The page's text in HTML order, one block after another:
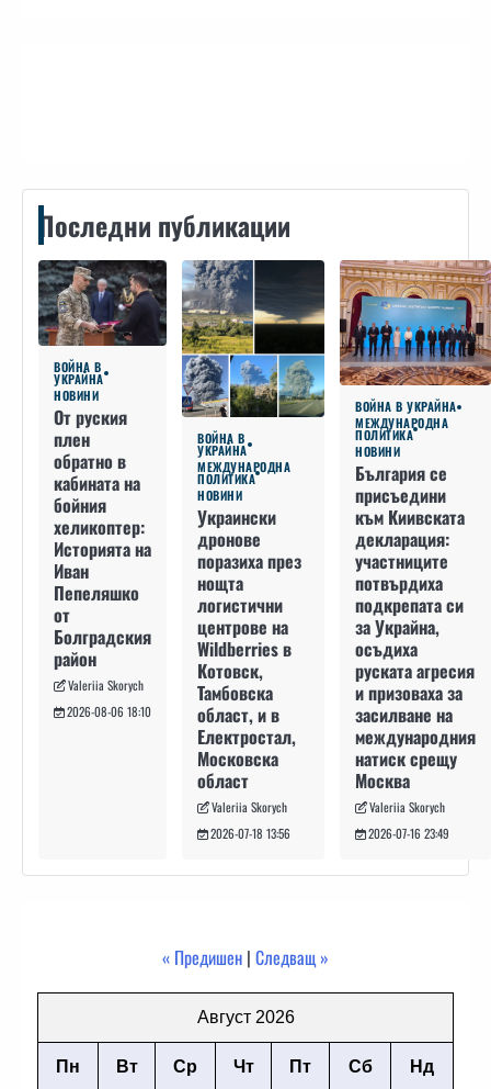
Последни публикации
ВОЙНА В
УКРАЙНА
НОВИНИ
От руския
плен
обратно в
кабината на
бойния
хеликоптер:
Историята на
Иван
Пепеляшко
от
Болградския
район
Valeriia Skorych
2026-08-06 18:10
ВОЙНА В
УКРАЙНА
МЕЖДУНАРОДНА
ПОЛИТИКА
НОВИНИ
Украински
дронове
поразиха през
нощта
логистични
центрове на
Wildberries в
Котовск,
Тамбовска
област, и в
Електростал,
Московска
област
Valeriia Skorych
2026-07-18 13:56
ВОЙНА В УКРАЙНА
МЕЖДУНАРОДНА
ПОЛИТИКА
НОВИНИ
България се
присъедини
към Киивската
декларация:
участниците
потвърдиха
подкрепата си
за Украйна,
осъдиха
руската агресия
и призоваха за
засилване на
международния
натиск срещу
Москва
Valeriia Skorych
2026-07-16 23:49
« Предишен | Следващ »
Август 2026
Пн Вт Ср Чт Пт Сб Нд